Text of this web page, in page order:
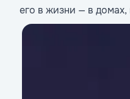
его в жизни — в домах,